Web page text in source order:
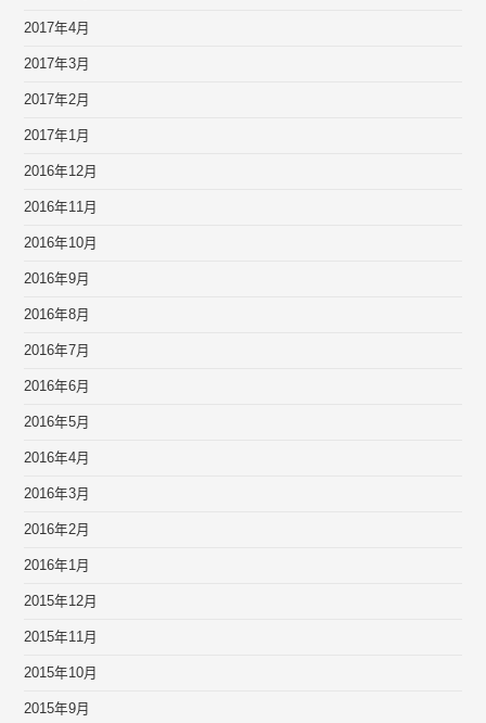
2017年4月
2017年3月
2017年2月
2017年1月
2016年12月
2016年11月
2016年10月
2016年9月
2016年8月
2016年7月
2016年6月
2016年5月
2016年4月
2016年3月
2016年2月
2016年1月
2015年12月
2015年11月
2015年10月
2015年9月